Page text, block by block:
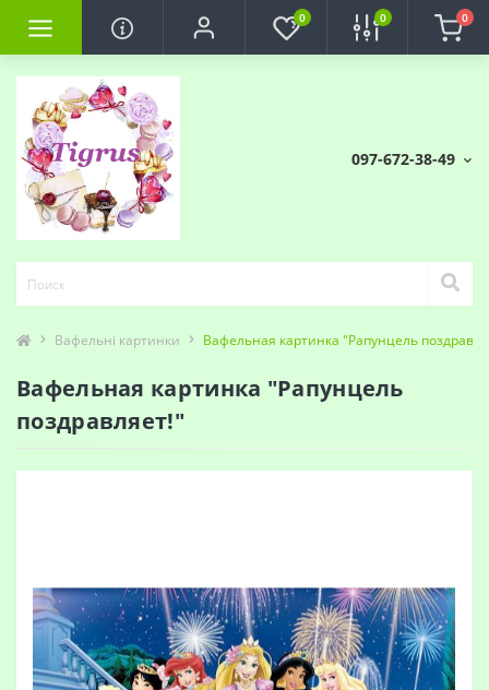
0 0 0
097-672-38-49
Вафельні картинки Вафельная картинка "Рапунцель
Вафельная картинка "Рапунцель
поздравляет!"